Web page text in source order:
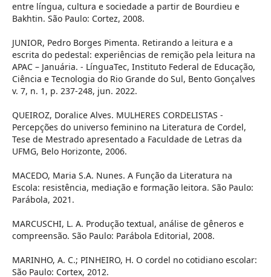
entre língua, cultura e sociedade a partir de Bourdieu e
Bakhtin. São Paulo: Cortez, 2008.
JUNIOR, Pedro Borges Pimenta. Retirando a leitura e a
escrita do pedestal: experiências de remição pela leitura na
APAC – Januária. - LínguaTec, Instituto Federal de Educação,
Ciência e Tecnologia do Rio Grande do Sul, Bento Gonçalves
v. 7, n. 1, p. 237-248, jun. 2022.
QUEIROZ, Doralice Alves. MULHERES CORDELISTAS -
Percepções do universo feminino na Literatura de Cordel,
Tese de Mestrado apresentado a Faculdade de Letras da
UFMG, Belo Horizonte, 2006.
MACEDO, Maria S.A. Nunes. A Função da Literatura na
Escola: resistência, mediação e formação leitora. São Paulo:
Parábola, 2021.
MARCUSCHI, L. A. Produção textual, análise de gêneros e
compreensão. São Paulo: Parábola Editorial, 2008.
MARINHO, A. C.; PINHEIRO, H. O cordel no cotidiano escolar:
São Paulo: Cortex, 2012.